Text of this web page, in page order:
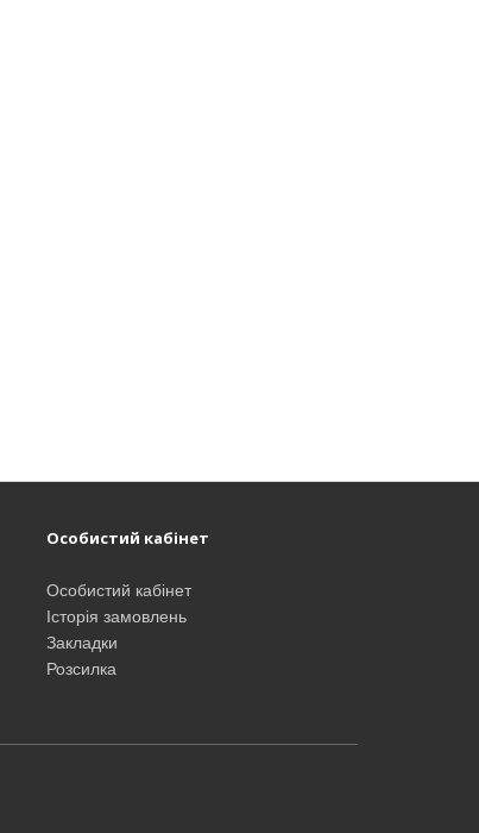
Особистий кабінет
Особистий кабінет
Історія замовлень
Закладки
Розсилка